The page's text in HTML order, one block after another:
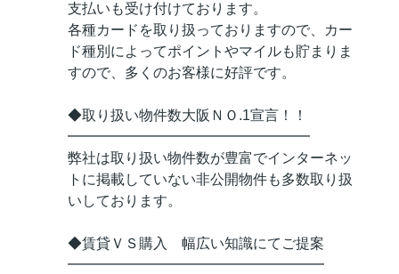
支払いも受け付けております。
各種カードを取り扱っておりますので、カー
ド種別によってポイントやマイルも貯まりま
すので、多くのお客様に好評です。
◆取り扱い物件数大阪ＮＯ.1宣言！！
━━━━━━━━━━━━━━━━━
弊社は取り扱い物件数が豊富でインターネッ
トに掲載していない非公開物件も多数取り扱
いしております。
◆賃貸ＶＳ購入 幅広い知識にてご提案
━━━━━━━━━━━━━━━━━━